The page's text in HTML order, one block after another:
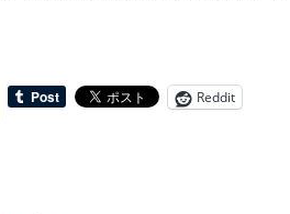
Reddit